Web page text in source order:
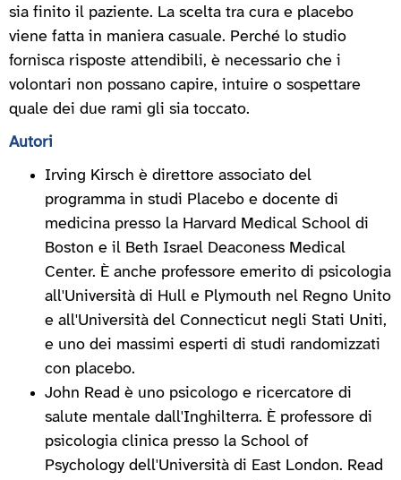
sia finito il paziente. La scelta tra cura e placebo
viene fatta in maniera casuale. Perché lo studio
fornisca risposte attendibili, è necessario che i
volontari non possano capire, intuire o sospettare
quale dei due rami gli sia toccato.
Autori
Irving Kirsch è direttore associato del
programma in studi Placebo e docente di
medicina presso la Harvard Medical School di
Boston e il Beth Israel Deaconess Medical
Center. È anche professore emerito di psicologia
all'Università di Hull e Plymouth nel Regno Unito
e all'Università del Connecticut negli Stati Uniti,
e uno dei massimi esperti di studi randomizzati
con placebo.
John Read è uno psicologo e ricercatore di
salute mentale dall'Inghilterra. È professore di
psicologia clinica presso la School of
Psychology dell'Università di East London. Read